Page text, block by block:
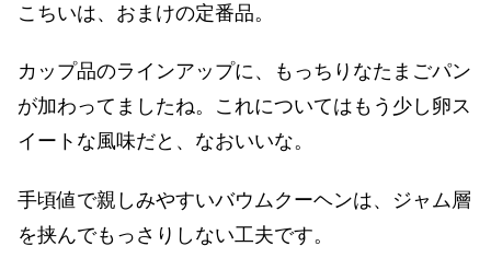
こちいは、おまけの定番品。
カップ品のラインアップに、もっちりなたまごパン
が加わってましたね。これについてはもう少し卵ス
イートな風味だと、なおいいな。
手頃値で親しみやすいバウムクーヘンは、ジャム層
を挟んでもっさりしない工夫です。